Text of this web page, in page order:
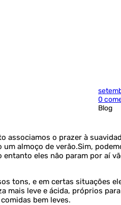
0
Blog
associamos o prazer à
almoço de verão.Sim,
eles não param por aí
tons, e em certas situações
mais leve e ácida, próprios
bem leves.